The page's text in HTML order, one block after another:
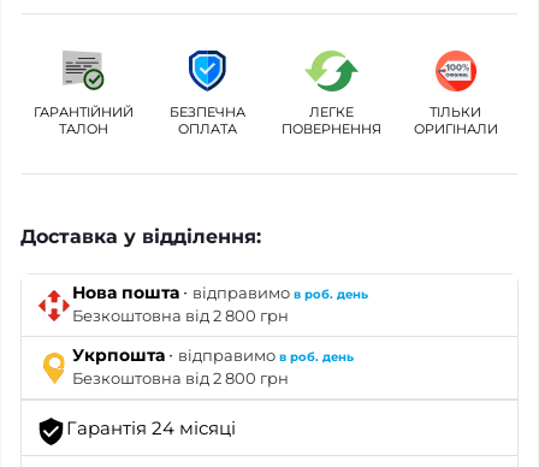
ГАРАНТІЙНИЙ
ТАЛОН
БЕЗПЕЧНА
ОПЛАТА
ЛЕГКЕ
ПОВЕРНЕННЯ
ТІЛЬКИ
ОРИГІНАЛИ
Доставка у відділення:
Нова пошта · відправимо в роб. день
Безкоштовна від 2 800 грн
Укрпошта · відправимо в роб. день
Безкоштовна від 2 800 грн
Гарантія 24 місяці